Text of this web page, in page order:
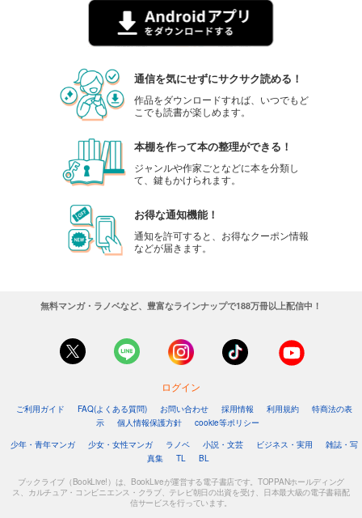
通信を気にせずにサクサク読める！
作品をダウンロードすれば、いつでもど
こでも読書が楽しめます。
本棚を作って本の整理ができる！
ジャンルや作家ごとなどに本を分類し
て、鍵もかけられます。
お得な通知機能！
通知を許可すると、お得なクーポン情報
などが届きます。
無料マンガ・ラノベなど、豊富なラインナップで188万冊以上配信中！
ログイン
ご利用ガイド FAQ(よくある質問) お問い合わせ 採用情報 利用規約
特商法の表
示
個人情報保護方針
cookie等ポリシー
少年・青年マンガ
少女・女性マンガ ラノベ 小説・文芸 ビジネス・実用
雑誌・写
真集
TL BL
ブックライブ（BookLive!）は、BookLiveが運営する電子書店です。TOPPANホールディング
ス、カルチュア・コンビニエンス・クラブ、テレビ朝日の出資を受け、日本最大級の電子書籍配
信サービスを行っています。